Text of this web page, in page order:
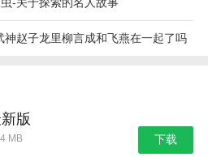
神赵子龙里柳言成和飞燕在一起了吗
版
MB 下载